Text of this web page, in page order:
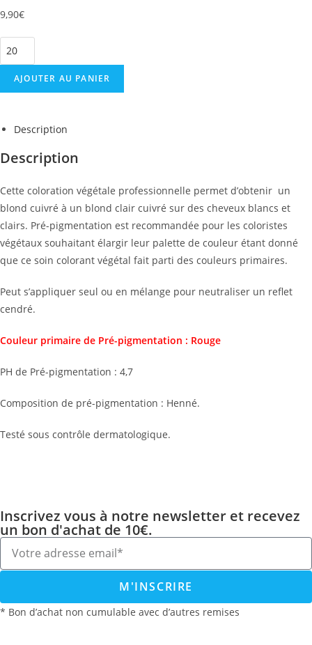
9,90€
AJOUTER AU PANIER
Description
Description
Cette coloration végétale professionnelle permet d’obtenir un
blond cuivré à un blond clair cuivré sur des cheveux blancs et
clairs. Pré-pigmentation est recommandée pour les coloristes
végétaux souhaitant élargir leur palette de couleur étant donné
que ce soin colorant végétal fait parti des couleurs primaires.
Peut s’appliquer seul ou en mélange pour neutraliser un reflet
cendré.
Couleur primaire de Pré-pigmentation : Rouge
PH de Pré-pigmentation : 4,7
Composition de pré-pigmentation : Henné.
Testé sous contrôle dermatologique.
Inscrivez vous à notre newsletter et recevez
un bon d'achat de 10€.
M'INSCRIRE
* Bon d’achat non cumulable avec d’autres remises